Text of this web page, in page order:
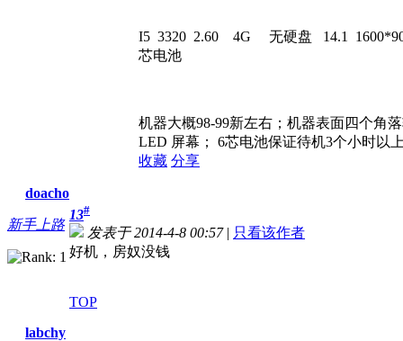
I5 3320 2.60 4G 无硬盘 14.1
芯电池
机器大概98-99新左右；机器表面四个角
LED 屏幕； 6芯电池保证待机3个小时以
收藏 分享
doacho
新手上路
13#
发表于 2014-4-8 00:57| 只看该作者
好机，房奴没钱
TOP
labchy